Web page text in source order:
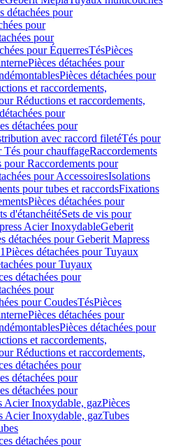
détachées pour
pour
pour
pour ÉquerresTésPièces
Pièces détachées pour
Pièces détachées pour
et raccordements,
Réductions et raccordements,
pour
détachées pour
avec raccord filetéTés pour
Tés pour chauffageRaccordements
pour Raccordements pour
pour AccessoiresIsolations
pour tubes et raccordsFixations
Pièces détachées pour
d'étanchéitéSets de vis pour
Acier InoxydableGeberit
détachées pour Geberit Mapress
Pièces détachées pour Tuyaux
pour Tuyaux
détachées pour
pour
pour CoudesTésPièces
Pièces détachées pour
Pièces détachées pour
et raccordements,
Réductions et raccordements,
détachées pour
détachées pour
détachées pour
Acier Inoxydable, gazPièces
Acier Inoxydable, gazTubes
détachées pour